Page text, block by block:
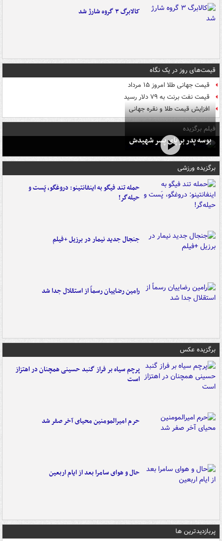
کالابرگ ۳ گروه شارژ شد
قیمت‌های روز در یک نگاه
قیمت جهانی طلا امروز ۱۵ مرداد
قیمت نفت برنت به ۷۹ دلار رسید
افزایش قیمت طلا و نقره جهانی
فیلم برگزیده
بوسه‌ پدر بر پای پسر شهیدش
برگزیده ورزشی
حمله تند فیگو به اینفانتینو: دروغگو، پَست‌ و
حیله‌گر!
جنجال جدید نیمار در برزیل +فیلم
رامین رضاییان رسماً از استقلال جدا شد
برگزیده عکس
پرچم سیاه بر فراز گنبد حسینی همچنان در اهتزاز
است
حرم امیرالمومنین محیای آخر صفر شد
حال و هوای سامرا بعد از ایام اربعین
پربازدیدترین ها